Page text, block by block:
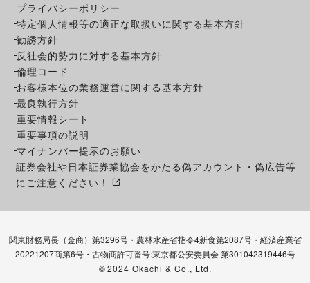
プライバシーポリシー
特定個人情報等の適正な取扱いに関する基本方針
勧誘方針
反社会的勢力に対する基本方針
倫理コード
お客様本位の業務運営に関する基本方針
最良執行方針
重要情報シート
重要事項の説明
マイナンバー提示のお願い
証券会社や日本証券業協会をかたる偽アカウント・偽広告等
にご注意ください！
関東財務局長（金商）第3296号・農林水産省指令4新食第2087号・経済産業省
20221207商第6号・古物商許可番号:東京都公安委員会 第301042319446号
©2024 Okachi & Co., Ltd.